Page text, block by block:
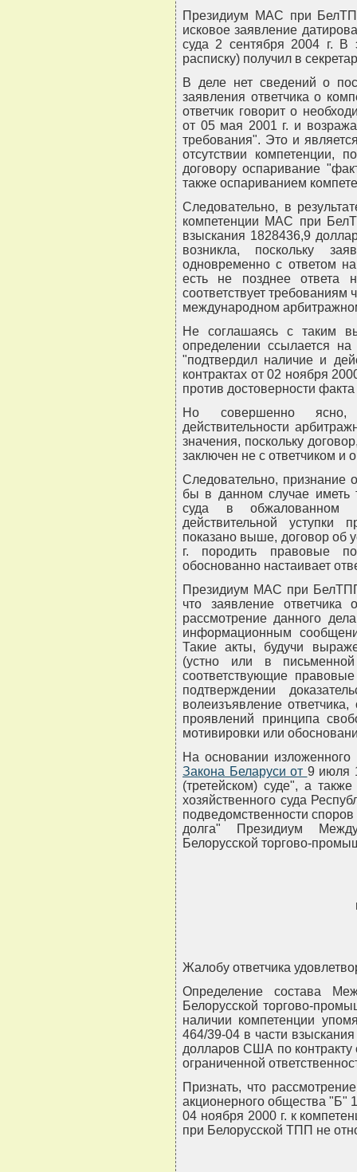
Президиум МАС при БелТПП
исковое заявление
суда 2 сентября 2004 г. В
расписку) получил в
В деле нет сведений о
заявления ответчика о
ответчик говорит о
от 05 мая 2001 г. и
требования". Это и
отсутствии компетенции,
договору оспаривание
также оспариванием
Следовательно, в
компетенции МАС при
взыскания 1828436,9
возникла, поскольку
одновременно с ответом
есть не позднее ответа
соответствует требованиям
международном
Не соглашаясь с таким
определении ссылается
"подтвердил наличие и
контрактах от 02 ноября
против достоверности
Но совершенно
действительности
значения, поскольку
заключен не с ответчиком и
Следовательно, признание
бы в данном случае иметь
суда в обжалованном
действительной
показано выше, договор об
г. породить правовые
обоснованно настаивает
Президиум МАС при
что заявление ответчика
рассмотрение данного
информационным
Такие акты, будучи
(устно или в
соответствующие
подтверждении
волеизъявление
проявлений принципа
мотивировки или
На основании изложенного
Закона Беларуси от 9 июля
(третейском) суде", а
хозяйственного суда
подведомственности
долга" Президиум
Белорусской торгово-
Жалобу ответчика
Определение состава
Белорусской торгово-
наличии компетенции
464/39-04 в части
долларов США по контракту
ограниченной
Признать, что
акционерного общества "Б"
04 ноября 2000 г. к
при Белорусской ТПП не